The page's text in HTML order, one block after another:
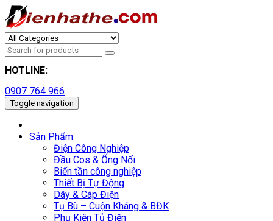
HOTLINE:
0907 764 966
Toggle navigation
Sản Phẩm
Điện Công Nghiệp
Đầu Cos & Ống Nối
Biến tần công nghiệp
Thiết Bị Tự Động
Dây & Cáp Điện
Tụ Bù – Cuộn Kháng & BĐK
Phụ Kiện Tủ Điện